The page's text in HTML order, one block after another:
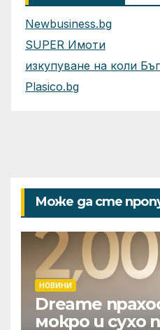
Newbusiness.bg
SUPER Имоти
изкупуване на коли
Plasico.bg
Може да сте
НОВИНИ
Dreame
мокро и сухо